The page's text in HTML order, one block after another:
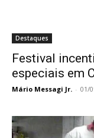
Destaques
Festival
especiais em
Mário Messagi Jr. - 01/